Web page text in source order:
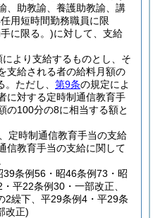
、助教諭、養護助教諭、講
用短時間勤務職員に限
に限る。)に対して、支給
より支給するものとし、そ
支給される者の給料月額の
ただし、 第9条の規定によ
に対する定時制通信教育手
の100分の8に相当する額と
定時制通信教育手当の支給
信教育手当の支給に関して
条例56・昭46条例73・昭
平22条例30・一部改正、
2繰下、平29条例4・平29条
改正)